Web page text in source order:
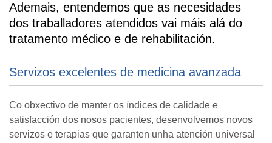
Ademais, entendemos que as necesidades
dos traballadores atendidos vai máis alá do
tratamento médico e de rehabilitación.
Servizos excelentes de medicina avanzada
Co obxectivo de manter os índices de calidade e
satisfacción dos nosos pacientes, desenvolvemos novos
servizos e terapias que garanten unha atención universal